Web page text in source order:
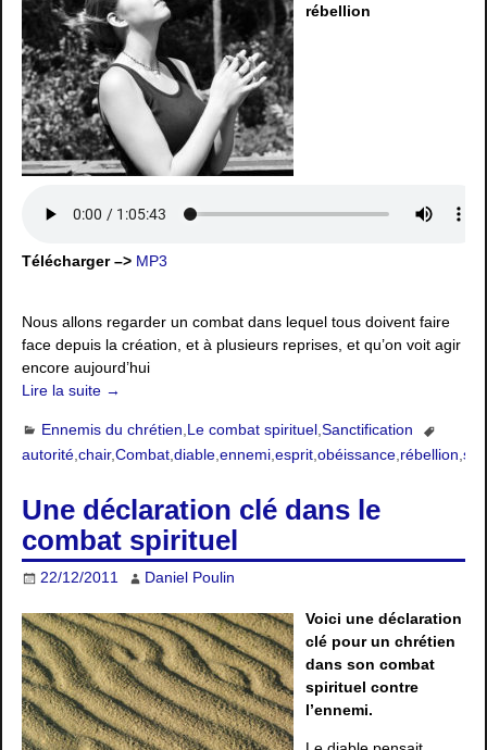
rébellion
Télécharger –> MP3
Nous allons regarder un combat dans lequel tous doivent faire
face depuis la création, et à plusieurs reprises, et qu’on voit agir
encore aujourd’hui
Lire la suite →
Ennemis du chrétien,Le combat spirituel,Sanctification
autorité ,chair,Combat ,diable ,ennemi ,esprit ,obéissance rébellion ,
Une déclaration clé dans le
combat spirituel
22/12/2011 Daniel Poulin
Voici une déclaration
clé pour un chrétien
dans son combat
spirituel contre
l’ennemi.